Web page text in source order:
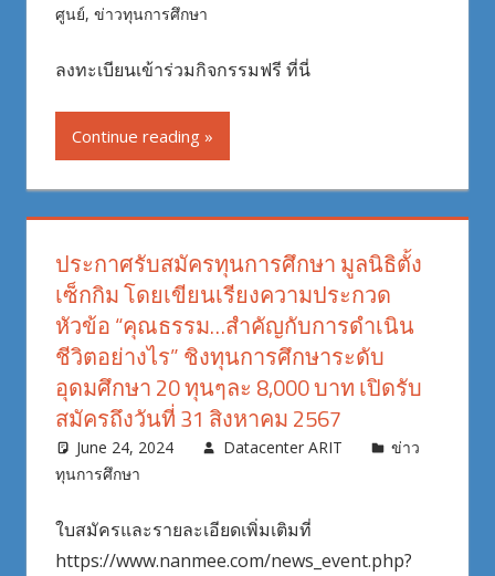
ศูนย์, ข่าวทุนการศึกษา
ลงทะเบียนเข้าร่วมกิจกรรมฟรี ที่นี่
Continue reading
ประกาศรับสมัครทุนการศึกษา มูลนิธิตั้ง
เซ็กกิม โดยเขียนเรียงความประกวด
หัวข้อ “คุณธรรม…สำคัญกับการดำเนิน
ชีวิตอย่างไร” ชิงทุนการศึกษาระดับ
อุดมศึกษา 20 ทุนๆละ 8,000 บาท เปิดรับ
สมัครถึงวันที่ 31 สิงหาคม 2567
June 24, 2024 Datacenter ARIT
ข่าว
ทุนการศึกษา
ใบสมัครและรายละเอียดเพิ่มเติมที่
https://www.nanmee.com/news_event.php?